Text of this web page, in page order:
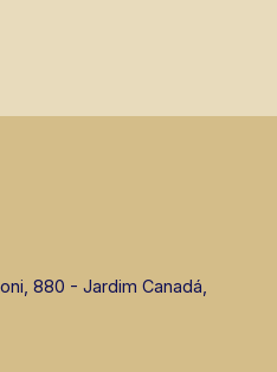
Benevides
Online
DE PLANTÃO
880 - Jardim Canadá,